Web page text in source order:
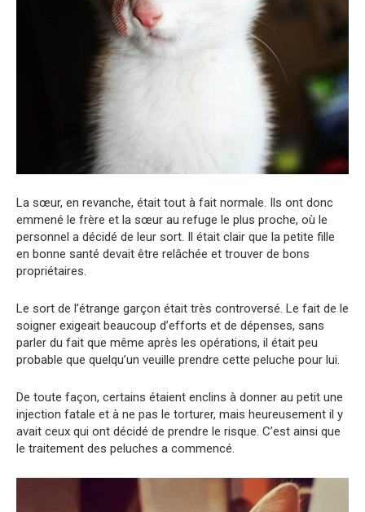
La sœur, en revanche, était tout à fait normale. Ils ont donc
emmené le frère et la sœur au refuge le plus proche, où le
personnel a décidé de leur sort. Il était clair que la petite fille
en bonne santé devait être relâchée et trouver de bons
propriétaires.
Le sort de l’étrange garçon était très controversé. Le fait de le
soigner exigeait beaucoup d’efforts et de dépenses, sans
parler du fait que même après les opérations, il était peu
probable que quelqu’un veuille prendre cette peluche pour lui.
De toute façon, certains étaient enclins à donner au petit une
injection fatale et à ne pas le torturer, mais heureusement il y
avait ceux qui ont décidé de prendre le risque. C’est ainsi que
le traitement des peluches a commencé.